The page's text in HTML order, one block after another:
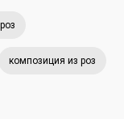
композиция из роз